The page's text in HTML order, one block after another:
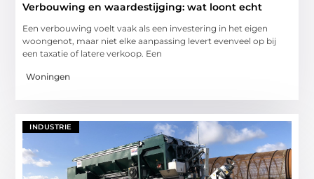
Verbouwing en waardestijging: wat loont echt
Een verbouwing voelt vaak als een investering in het eigen
woongenot, maar niet elke aanpassing levert evenveel op bij
een taxatie of latere verkoop. Een
Woningen
INDUSTRIE